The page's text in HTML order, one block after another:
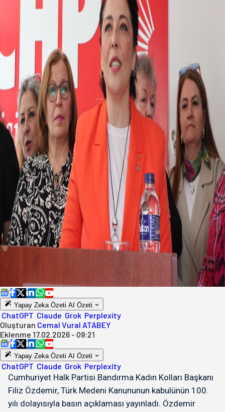
Yapay Zeka Özeti AI Özeti
ChatGPT Claude Grok Perplexity
Oluşturan Cemal Vural ATABEY
Eklenme 17.02.2026 - 09:21
Yapay Zeka Özeti AI Özeti
ChatGPT Claude Grok Perplexity
Cumhuriyet Halk Partisi Bandırma Kadın Kolları Başkanı
Filiz Özdemir, Türk Medeni Kanununun kabulünün 100.
yılı dolayısıyla basın açıklaması yayınladı. Özdemir